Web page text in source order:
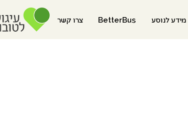
מידע לנוסע BetterBus צרו קשר